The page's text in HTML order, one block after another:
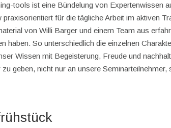
tools ist eine Bündelung von Expertenwissen
für die tägliche Arbeit im aktiven
von Willi Barger und einem Team aus
haben. So unterschiedlich die einzelnen
Wissen mit Begeisterung, Freude und
geben, nicht nur an unsere Seminarteilnehmer,